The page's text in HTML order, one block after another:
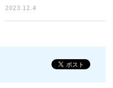
2023.12.4